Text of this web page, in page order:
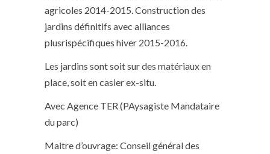
agricoles 2014-2015. Construction des
jardins définitifs avec alliances
plusrispécifiques hiver 2015-2016.
Les jardins sont soit sur des matériaux en
place, soit en casier ex-situ.
Avec Agence TER (PAysagiste Mandataire
du parc)
Maitre d’ouvrage: Conseil général des